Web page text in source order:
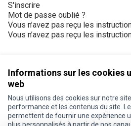
Informations sur les cookies
web
Nous utilisons des cookies sur notre
performance et les contenus du site.
permettent de fournir une expérience
S'inscrire
Mot de passe oublié ?
Vous n’avez pas reçu les
Vous n’avez pas reçu les
Conditions d'utilisation
Paramètres des cookies
Je participe ! sur X
Je participe ! sur Facebook
Je participe ! sur Instagram